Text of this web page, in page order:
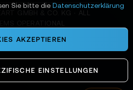
GMBH & CO. KG · ALL
Sie bitte die Datenschutzerklärung
AKZEPTIEREN
EINSTELLUNGEN